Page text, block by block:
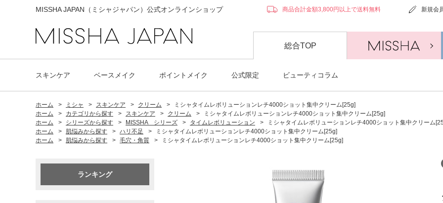
MISSHA JAPAN（ミシャジャパン）公式オンラインショップ 商品合計金額3,800円以上で送料無料 新規会
総合TOP
スキンケア ベースメイク ポイントメイク 公式限定 ビューティコラム
ホーム > ミシャ > スキンケア > クリーム >
ミシャタイムレボリューションレチ4000ショット集中クリーム[25g]
ホーム
> カテゴリから探す > スキンケア > クリーム >
ミシャタイムレボリューションレチ4000ショット集中クリーム[25g]
ホーム
> シリーズから探す > MISSHA シリーズ > タイムレボリューション >
ミシャタイムレボリューションレチ4000ショット集中クリーム
ホーム
> 肌悩みから探す > ハリ不足 >
ミシャタイムレボリューションレチ4000ショット集中クリーム[25g]
ホーム
> 肌悩みから探す > 毛穴・角質 > ミシャタイムレボリューションレチ4000ショット集中クリーム[25g]
ランキング